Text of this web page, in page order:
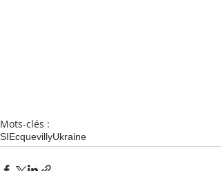
Mots-clés :
SIEcquevillyUkraine